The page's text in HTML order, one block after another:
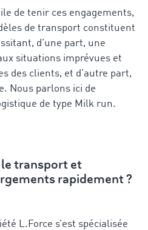
de tenir ces engagements,
de transport constituent
d’une part, une
situations imprévues et
des clients, et d’autre part,
Nous parlons ici de
de type Milk run.
transport et
rapidement ?
L.Force s’est spécialisée